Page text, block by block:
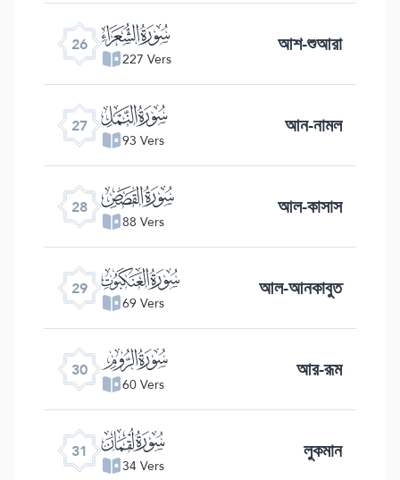
26 ﮦ
227 Vers আশ-শুআরা
27 ﮧ
93 Vers আন-নামল
28 ﮨ
88 Vers আল-কাসাস
29 ﮩ
69 Vers আল-আনকাবুত
30 ﮪ
60 Vers আর-রূম
31 ﮫ
34 Vers লুকমান